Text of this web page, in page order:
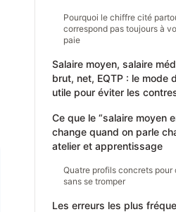
Pourquoi le chiffre cité
correspond pas toujours à
paie
Salaire moyen, salaire
brut, net, EQTP : le mode
utile pour éviter les
Ce que le “salaire moyen
change quand on parle
atelier et apprentissage
Quatre profils concrets pour
sans se tromper
Les erreurs les plus